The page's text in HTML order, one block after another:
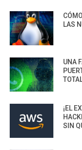
LAS
UNA
¡EL
SIN